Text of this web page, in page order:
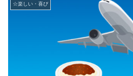
☆楽しい・喜び